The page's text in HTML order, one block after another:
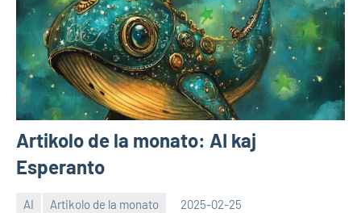
Artikolo de la monato: AI kaj
Esperanto
AI Artikolo de la monato 2025-02-25